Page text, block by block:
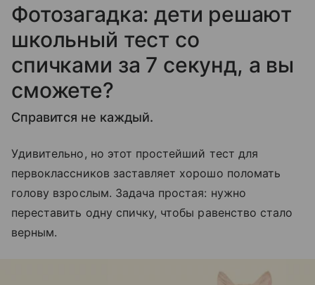
Фотозагадка: дети решают
школьный тест со
спичками за 7 секунд, а вы
сможете?
Справится не каждый.
Удивительно, но этот простейший тест для
первоклассников заставляет хорошо поломать
голову взрослым. Задача простая: нужно
переставить одну спичку, чтобы равенство стало
верным.